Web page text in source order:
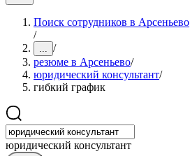
Поиск сотрудников в Арсеньево
/
... /
резюме в Арсеньево/
юридический консультант/
гибкий график
юридический консультант